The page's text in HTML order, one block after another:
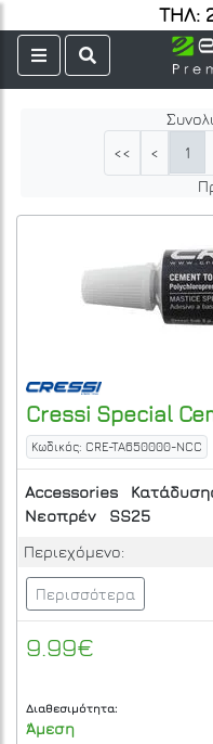
ΤΗΛ:
<<
< 1
Cressi Special
Κωδικός: CRE-TA650000-NCC
Accessories
Νεοπρέν
SS25
Περιεχόμενο:
Περισσότερα
9.99€
Διαθεσιμότητα:
Άμεση